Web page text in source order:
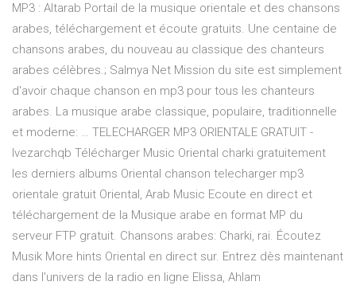
MP3 : Altarab Portail de la musique orientale et des chansons
arabes, téléchargement et écoute gratuits. Une centaine de
chansons arabes, du nouveau au classique des chanteurs
arabes célèbres.; Salmya Net Mission du site est simplement
d'avoir chaque chanson en mp3 pour tous les chanteurs
arabes. La musique arabe classique, populaire, traditionnelle
et moderne: … TELECHARGER MP3 ORIENTALE GRATUIT -
Ivezarchqb Télécharger Music Oriental charki gratuitement
les derniers albums Oriental chanson telecharger mp3
orientale gratuit Oriental, Arab Music Ecoute en direct et
téléchargement de la Musique arabe en format MP du
serveur FTP gratuit. Chansons arabes: Charki, rai. Écoutez
Musik More hints Oriental en direct sur. Entrez dès maintenant
dans l'univers de la radio en ligne Elissa, Ahlam